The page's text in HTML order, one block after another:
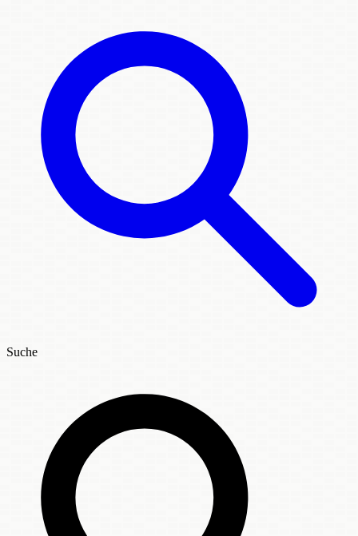
Suche